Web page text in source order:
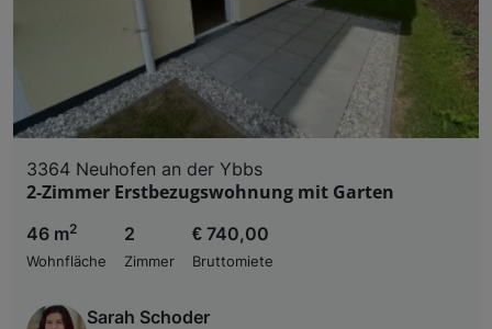
3364 Neuhofen an der Ybbs
2-Zimmer Erstbezugswohnung mit Garten
46 m2
Wohnfläche
2
Zimmer
€ 740,00
Bruttomiete
Sarah Schoder